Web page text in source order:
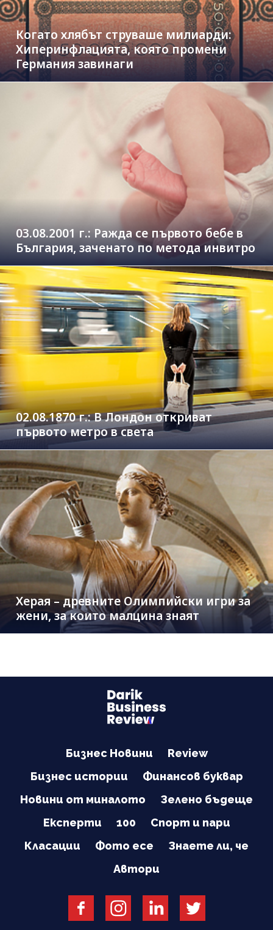
Когато хлябът струваше милиарди:
Хиперинфлацията, която промени
Германия завинаги
03.08.2001 г.: Ражда се първото бебе в
България, заченато по метода инвитро
02.08.1870 г.: В Лондон откриват
първото метро в света
Херая – древните Олимпийски игри за
жени, за които малцина знаят
Бизнес Новини
Review
Бизнес истории
Финансов буквар
Новини от миналото
Зелено бъдеще
Експерти
100
Спорт и пари
Класации
Фото есе
Знаете ли, че
Автори